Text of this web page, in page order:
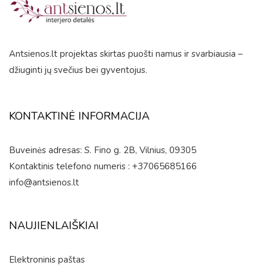
Antsienos.lt projektas skirtas puošti namus ir svarbiausia –
džiuginti jų svečius bei gyventojus.
KONTAKTINĖ INFORMACIJA
Buveinės adresas: S. Fino g. 2B, Vilnius, 09305
Kontaktinis telefono numeris : +37065685166
info@antsienos.lt
NAUJIENLAIŠKIAI
Elektroninis paštas